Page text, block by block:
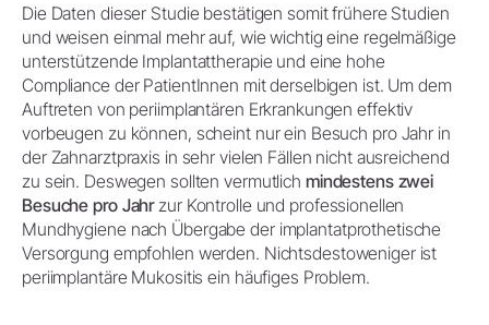
Die Daten dieser Studie bestätigen somit frühere Studien
und weisen einmal mehr auf, wie wichtig eine regelmäßige
unterstützende Implantattherapie und eine hohe
Compliance der PatientInnen mit derselbigen ist. Um dem
Auftreten von periimplantären Erkrankungen effektiv
vorbeugen zu können, scheint nur ein Besuch pro Jahr in
der Zahnarztpraxis in sehr vielen Fällen nicht ausreichend
zu sein. Deswegen sollten vermutlich mindestens zwei
Besuche pro Jahrzur Kontrolle und professionellen
Mundhygiene nach Übergabe der implantatprothetische
Versorgung empfohlen werden. Nichtsdestoweniger ist
periimplantäre Mukositis ein häufiges Problem.